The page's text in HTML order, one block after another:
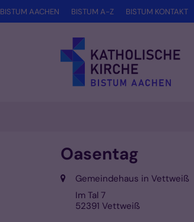
Zum Inhalt springen
BISTUM AACHEN BISTUM A-Z BISTUM KONTAKT
Oasentag
Ort: Gemeindehaus in Vettweiß
Im Tal 7
52391 Vettweiß